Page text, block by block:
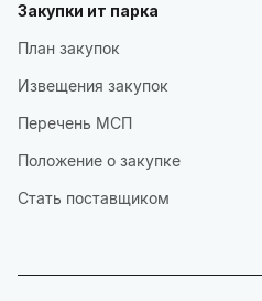
Закупки ит парка
План закупок
Извещения закупок
Перечень МСП
Положение о закупке
Стать поставщиком